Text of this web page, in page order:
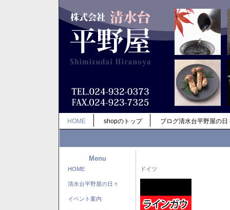
HOME shopのトップ ブログ清水台平野屋の日
Menu
HOME
清水台平野屋の日々
イベント案内
ドイツ